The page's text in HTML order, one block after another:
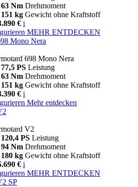
63 Nm Drehmoment
151 kg Gewicht ohne Kraftstoff
€ i
MEHR ENTDECKEN
Mono Nera
698 Mono Nera
77,5 PS Leistung
63 Nm Drehmoment
151 kg Gewicht ohne Kraftstoff
€ i
Mehr entdecken
V2
120,4 PS Leistung
94 Nm Drehmoment
180 kg Gewicht ohne Kraftstoff
€ i
MEHR ENTDECKEN
SP